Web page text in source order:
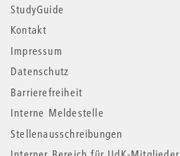
StudyGuide
Kontakt
Impressum
Datenschutz
Barrierefreiheit
Interne Meldestelle
Stellenausschreibungen